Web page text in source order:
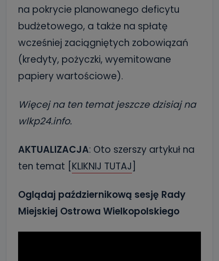
na pokrycie planowanego deficytu
budżetowego, a także na spłatę
wcześniej zaciągniętych zobowiązań
(kredyty, pożyczki, wyemitowane
papiery wartościowe).
Więcej na ten temat jeszcze dzisiaj na
wlkp24.info.
AKTUALIZACJA: Oto szerszy artykuł na
ten temat [KLIKNIJ TUTAJ]
Oglądaj październikową sesję Rady
Miejskiej Ostrowa Wielkopolskiego